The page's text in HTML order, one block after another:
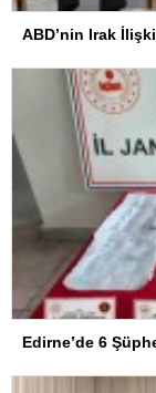
ABD’nin Irak
Edirne’de 6